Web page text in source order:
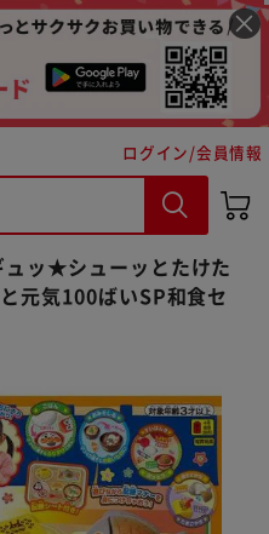
ログイン/会員情報
ッ★シューッとたけた
元気100ばいSP和食セ
購入手続きへ